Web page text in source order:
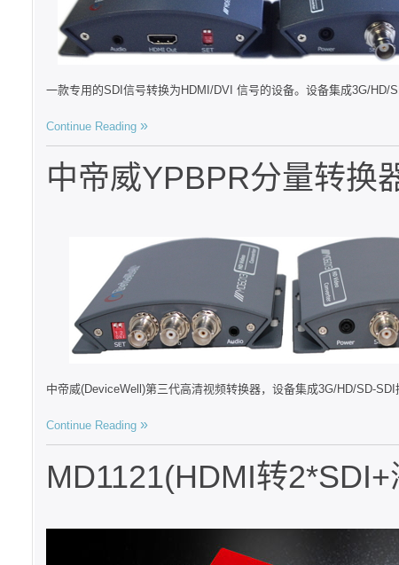
一款专用的SDI信号转换为HDMI/DVI 信号的设备。设备集成3G/
Continue Reading
中帝威YPBPR分量转换
中帝威(DeviceWell)第三代高清视频转换器，设备集成3G/HD/SD-
Continue Reading
MD1121(HDMI转